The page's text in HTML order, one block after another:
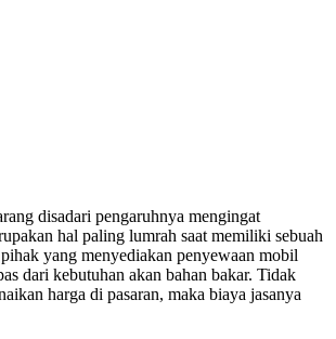
disadari pengaruhnya mengingat
hal paling lumrah saat memiliki sebuah
yang menyediakan penyewaan mobil
dari kebutuhan akan bahan bakar. Tidak
harga di pasaran, maka biaya jasanya